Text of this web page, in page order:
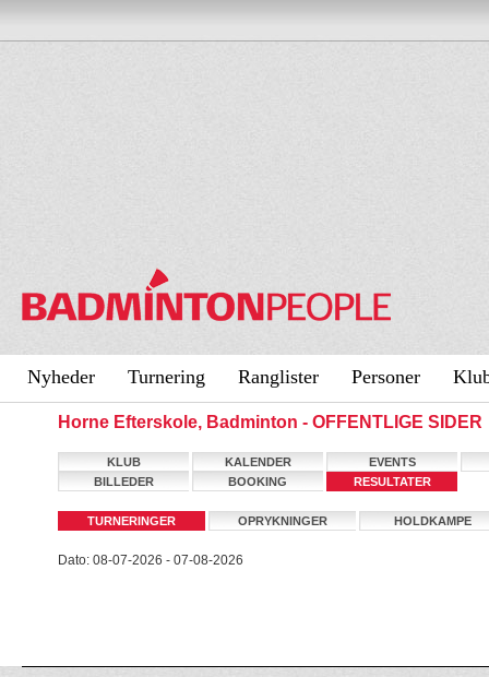
Nyheder Turnering Ranglister Personer
Horne Efterskole, Badminton - OFFENTLIGE SIDER
KLUB KALENDER
EVENTS
BILLEDER
BOOKING RESULTATER
TURNERINGER OPRYKNINGER HOLDKAMPE
Dato: 08-07-2026 - 07-08-2026